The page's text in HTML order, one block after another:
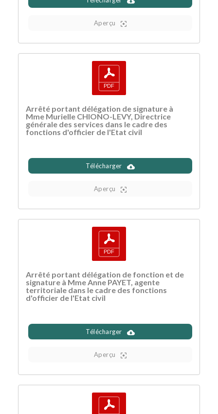
Aperçu
Arrêté portant délégation de signature à
Mme Murielle CHIONO-LEVY, Directrice
générale des services dans le cadre des
fonctions d'officier de l'Etat civil
Télécharger
Aperçu
Arrêté portant délégation de fonction et de
signature à Mme Anne PAYET, agente
territoriale dans le cadre des fonctions
d'officier de l'Etat civil
Télécharger
Aperçu